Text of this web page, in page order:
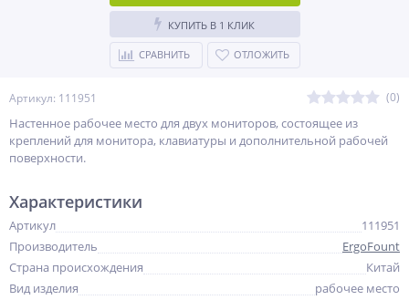
Артикул: 111951 (0)
Настенное рабочее место для двух мониторов, состоящее из
креплений для монитора, клавиатуры и дополнительной рабочей
поверхности.
КУПИТЬ В 1 КЛИК
СРАВНИТЬ ОТЛОЖИТЬ
Характеристики
Артикул
111951
Производитель
ErgoFount
Страна происхождения
Китай
Вид изделия
рабочее место